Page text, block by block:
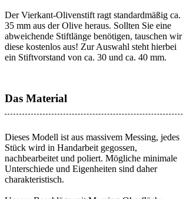
Der Vierkant-Olivenstift ragt standardmäßig ca.
35 mm aus der Olive heraus. Sollten Sie eine
abweichende Stiftlänge benötigen, tauschen wir
diese kostenlos aus! Zur Auswahl steht hierbei
ein Stiftvorstand von ca. 30 und ca. 40 mm.
Das Material
Dieses Modell ist aus massivem Messing, jedes
Stück wird in Handarbeit gegossen,
nachbearbeitet und poliert. Mögliche minimale
Unterschiede und Eigenheiten sind daher
charakteristisch.